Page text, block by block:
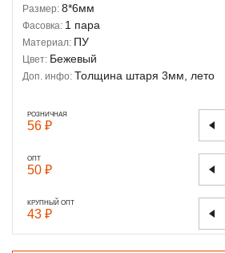
Размер: 8*6мм
Фасовка: 1 пара
Материал: ПУ
Цвет: Бежевый
Доп. инфо: Толщина штаря 3мм, лето
РОЗНИЧНАЯ
56 ₽
ОПТ
50 ₽
КРУПНЫЙ ОПТ
43 ₽